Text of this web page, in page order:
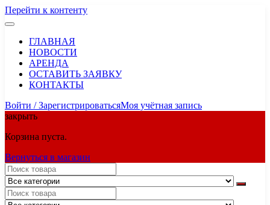
Перейти к контенту
ГЛАВНАЯ
НОВОСТИ
АРЕНДА
ОСТАВИТЬ ЗАЯВКУ
КОНТАКТЫ
Войти / ЗарегистрироватьсяМоя учётная запись
закрыть
Корзина пуста.
Вернуться в магазин